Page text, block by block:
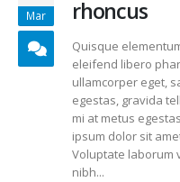
Mar
rhoncus
Quisque
eleifend libero
ullamcorper eget,
egestas, gravida
mi at metus
ipsum dolor sit
Voluptate laborum
nibh...